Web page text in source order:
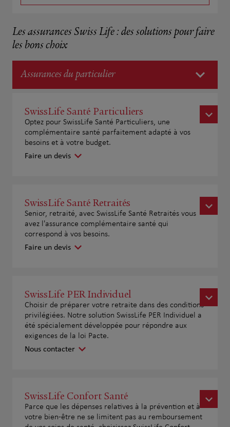
Les assurances Swiss Life : des solutions pour faire
les bons choix
Assurances du particulier
SwissLife Santé Particuliers
Optez pour SwissLife Santé Particuliers, une
complémentaire santé parfaitement adapté à vos
besoins et à votre budget.
Faire un devis
SwissLife Santé Retraités
Senior, retraité, avec SwissLife Santé Retraités vous
avez l'assurance complémentaire santé qui
correspond à vos besoins.
Faire un devis
SwissLife PER Individuel
Choisir de préparer votre retraite dans des conditions
privilégiées. Notre solution SwissLife PER Individuel a
été spécialement développée pour répondre aux
exigences de la loi Pacte.
Nous contacter
SwissLife Confort Santé
Parce que les dépenses relatives à la prévention et à
votre bien-être ne se limitent pas au remboursement